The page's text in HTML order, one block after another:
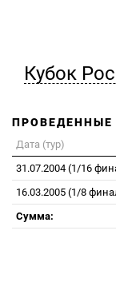
Кубок
ПРОВЕДЕННЫЕ
Дата (тур)
31.07.2004 (1/16
16.03.2005 (1/8
Сумма: